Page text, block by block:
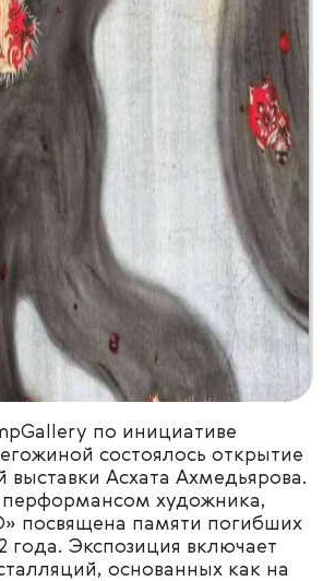
по инициативе
состоялось открытие
выставки Асхата Ахмедьярова.
художника,
посвящена памяти погибших
года. Экспозиция включает
основанных как на